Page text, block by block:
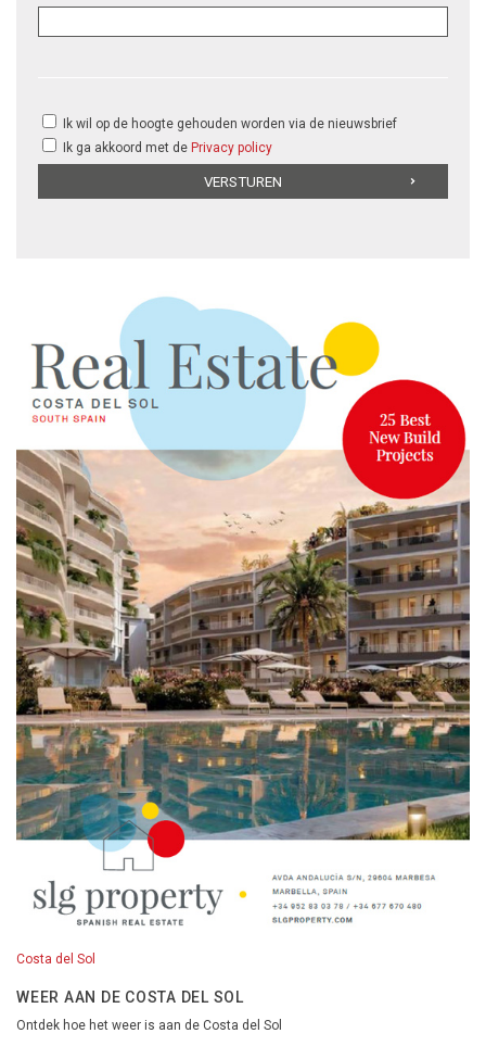
Ik wil op de hoogte gehouden worden via de nieuwsbrief
Ik ga akkoord met de Privacy policy
Costa del Sol
WEER AAN DE COSTA DEL SOL
Ontdek hoe het weer is aan de Costa del Sol